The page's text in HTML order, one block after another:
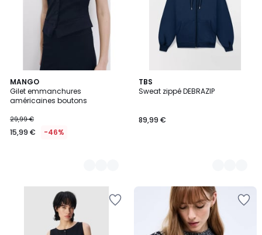
MANGO
Gilet emmanchures
américaines boutons
29,99 €
15,99 € -46%
2
Couleurs
TBS
Sweat zippé DEBRAZIP
89,99 €
3
Couleurs